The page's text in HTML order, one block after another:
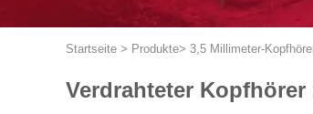
Startseite > Produkte> 3,5 Millimeter-
Verdrahteter Kopfhörer